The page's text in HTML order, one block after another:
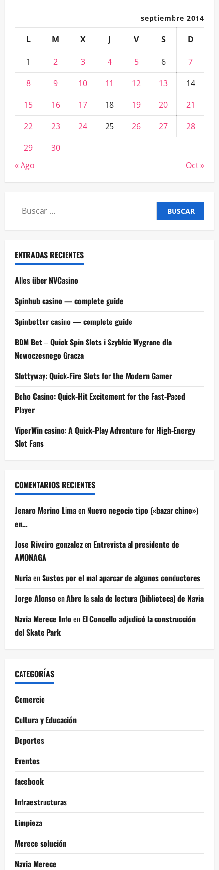
septiembre 2014
L M X J V S D
1 2 3 4 5 6
7
8
9 10 11 12 13
14
15
16 17 18 19 20
21
22
23 24 25 26 27
28
29
30
« Ago
Oct »
Buscar:
ENTRADAS RECIENTES
Alles über NVCasino
Spinhub casino — complete guide
Spinbetter casino — complete guide
BDM Bet – Quick Spin Slots i Szybkie Wygrane dla
Nowoczesnego Gracza
Slottyway: Quick‑Fire Slots for the Modern Gamer
Boho Casino: Quick‑Hit Excitement for the Fast‑Paced
Player
ViperWin casino: A Quick‑Play Adventure for High‑Energy
Slot Fans
COMENTARIOS RECIENTES
Jenaro Merino Limaen Nuevo negocio tipo («bazar chino»)
en…
Jose Riveiro gonzalezen Entrevista al presidente de
AMONAGA
NuriaenSustos por el mal aparcar de algunos conductores
Jorge AlonsoenAbre la sala de lectura (biblioteca) de Navia
Navia Merece Infoen El Concello adjudicó la construcción
del Skate Park
CATEGORÍAS
Comercio
Cultura y Educación
Deportes
Eventos
facebook
Infraestructuras
Limpieza
Merece solución
Navia Merece